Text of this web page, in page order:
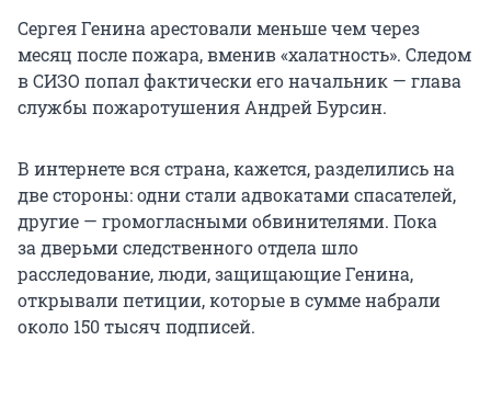
Сергея Генина арестовали меньше чем через
месяц после пожара, вменив «халатность». Следом
в СИЗО попал фактически его начальник — глава
службы пожаротушения Андрей Бурсин.
В интернете вся страна, кажется, разделились на
две стороны: одни стали адвокатами спасателей,
другие — громогласными обвинителями. Пока
за дверьми следственного отдела шло
расследование, люди, защищающие Генина,
открывали петиции, которые в сумме набрали
около 150 тысяч подписей.